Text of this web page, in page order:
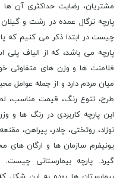
مشتریان، رضایت حداکثری آن ها
پارچه ترگال عمده در رشت و
چیست.در ابتدا ذکر می کنیم که
پارچه می باشد، که از الیاف پلی
فلامنت ها و وزن های متفاوتی
میان مردم دارد و از جمله عوامل
طرح، تنوع رنگ، قیمت مناسب،
این پارچه کاربردی در رنگ ها و
نوزاد، روتختی، چادر، پیراهن،
یونیفرم سازمان ها و ارگان های
گیرد. پارچه بیمارستانی چیست.